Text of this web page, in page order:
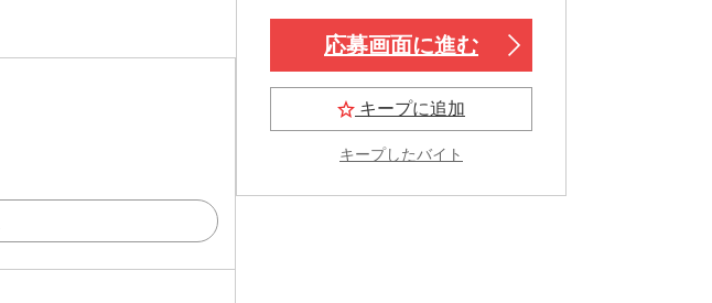
応募画面に進む
キープに追加
キープしたバイト